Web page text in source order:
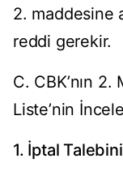
2. maddesine
reddi gerekir.
C. CBK’nın 2.
Liste’nin
1. İptal